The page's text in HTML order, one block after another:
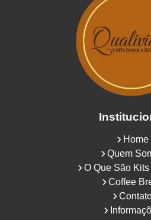
Home
Quem
O Que São
Coffee